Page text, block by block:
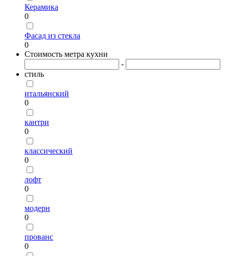
Керамика
0
Фасад из стекла
0
Стоимость метра кухни
-
стиль
итальянский
0
кантри
0
классический
0
лофт
0
модерн
0
прованс
0